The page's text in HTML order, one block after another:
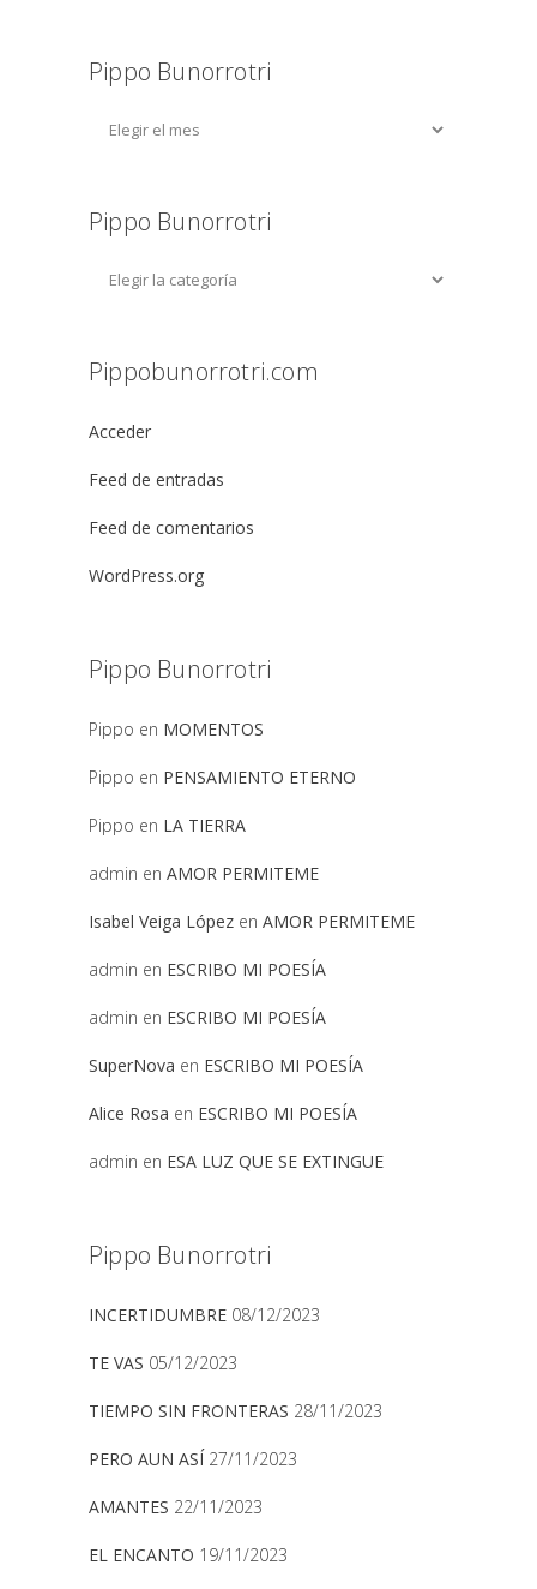
Pippo Bunorrotri
Pippo Bunorrotri
Pippobunorrotri.com
Acceder
Feed de entradas
Feed de comentarios
WordPress.org
Pippo Bunorrotri
Pippo en MOMENTOS
Pippo en PENSAMIENTO ETERNO
Pippo en LA TIERRA
admin en AMOR PERMITEME
Isabel Veiga López en AMOR PERMITEME
admin en ESCRIBO MI POESÍA
admin en ESCRIBO MI POESÍA
SuperNova en ESCRIBO MI POESÍA
Alice Rosa en ESCRIBO MI POESÍA
admin en ESA LUZ QUE SE EXTINGUE
Pippo Bunorrotri
INCERTIDUMBRE 08/12/2023
TE VAS 05/12/2023
TIEMPO SIN FRONTERAS 28/11/2023
PERO AUN ASÍ 27/11/2023
AMANTES 22/11/2023
EL ENCANTO 19/11/2023